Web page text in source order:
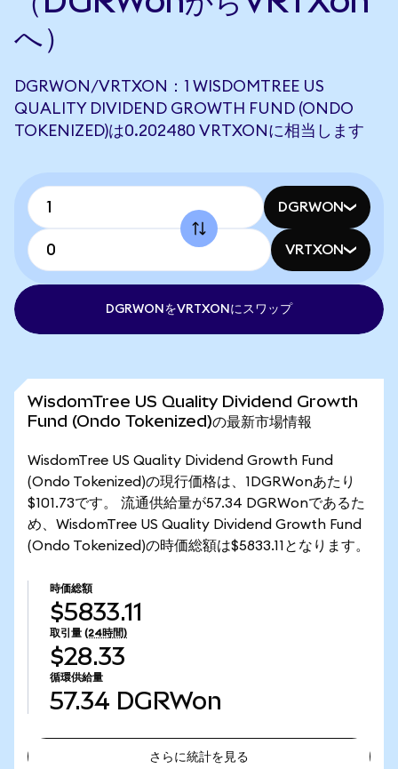
へ）
DGRWON/VRTXON：1 WISDOMTREE US
QUALITY DIVIDEND GROWTH FUND (ONDO
TOKENIZED)は0.202480 VRTXONに相当します
DGRWON
VRTXON
DGRWONをVRTXONにスワップ
WisdomTree US Quality Dividend Growth
Fund (Ondo Tokenized)の最新市場情報
WisdomTree US Quality Dividend Growth Fund
(Ondo Tokenized)の現行価格は、1DGRWonあたり
$101.73です。 流通供給量が57.34 DGRWonであるた
め、WisdomTree US Quality Dividend Growth Fund
(Ondo Tokenized)の時価総額は$5833.11となります。
時価総額
$5833.11
取引量 (24時間)
$28.33
循環供給量
57.34 DGRWon
さらに統計を見る